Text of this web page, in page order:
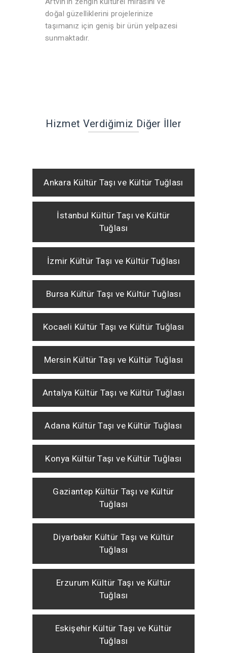
doğal güzelliklerini projelerinize
taşımanız için geniş bir ürün yelpazesi
sunmaktadır.
Hizmet Verdiğimiz Diğer İller
Ankara Kültür Taşı ve Kültür Tuğlası
İstanbul Kültür Taşı ve Kültür
Tuğlası
İzmir Kültür Taşı ve Kültür Tuğlası
Bursa Kültür Taşı ve Kültür Tuğlası
Kocaeli Kültür Taşı ve Kültür Tuğlası
Mersin Kültür Taşı ve Kültür Tuğlası
Antalya Kültür Taşı ve Kültür Tuğlası
Adana Kültür Taşı ve Kültür Tuğlası
Konya Kültür Taşı ve Kültür Tuğlası
Gaziantep Kültür Taşı ve Kültür
Tuğlası
Diyarbakır Kültür Taşı ve Kültür
Tuğlası
Erzurum Kültür Taşı ve Kültür
Tuğlası
Eskişehir Kültür Taşı ve Kültür
Tuğlası